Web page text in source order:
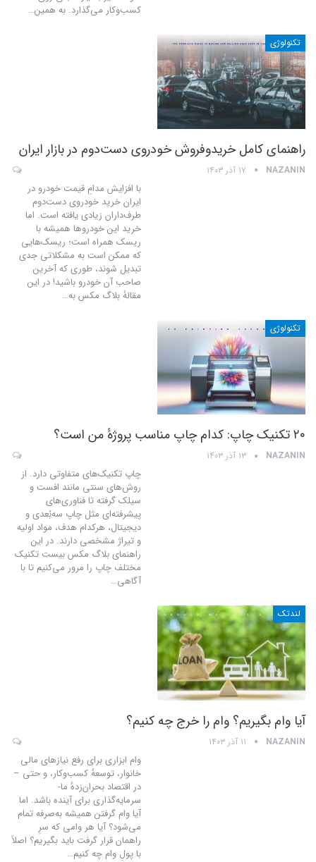
کسب‌وکار می‌گذارد. به همین…
تکنولوژی
راهنمای کامل خریدوفروش خودروی دست‌دوم در بازار ایران
NAZANIN ۱۷ آذر ۱۴۰۳
با افزایش مدامِ قیمت خودرو در
ایران خرید خودروی دست‌دوم
طرف‌داران زیادی یافته است. اما
خرید این خودروها همیشه با
ریسک همراه است؛ ریسک‌هایی
که ممکن است به مشکلاتی جدی
تبدیل شوند، طوری که آخرین
صاحب آن خودرو باشید! در این
مقالهٔ بلاگ مکس به…
تکنولوژی
۲۰ تکنیک چاپ: کدام چاپ مناسب پروژهٔ من است؟
NAZANIN ۱۳ آذر ۱۴۰۳
چاپ تکنیک‌های متفاوتی دارد. از
روش‌های سنتی مانند افست و
سیلک گرفته تا فناوری‌های
پیشرفته‌ای مثل چاپ سه‌بُعدی و
دیجیتال، هرکدام هدف، مواد اولیه
و تیراژ مشخصی دارند. در این
راهنمای بلاگ مکس بیست تکنیک
مختلف چاپ را مرور می‌کنیم تا با
آگاهی…
لندتک
آیا وام بگیریم؟ وام را خرج چه کنیم؟
NAZANIN ۱۱ آذر ۱۴۰۳
وام ابزاری برای رفع نیازهای مالی
خانوار، توسعهٔ کسب‌وکار، و حتی –
در اقتصاد بحران‌زدهٔ ما-
سرمایه‌گذاری برای آینده باشد. اما
آیا وام گرفتن همیشه به‌صرفه تمام
می‌شود؟ آیا هر وامی که سرِ
راهمان قرار گرفت باید بگیریم؟ اصلاً
با پولِ وام چه کنیم…